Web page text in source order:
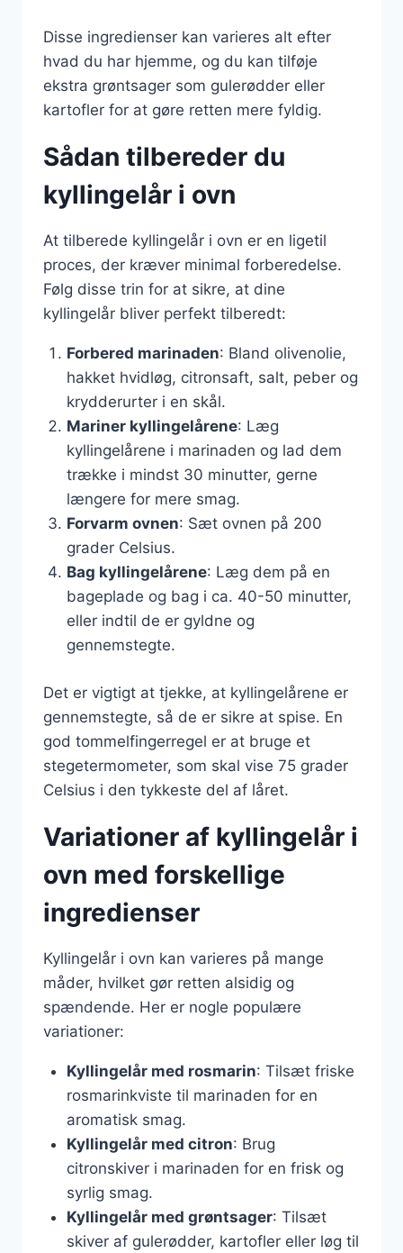
Disse ingredienser kan varieres alt efter
hvad du har hjemme, og du kan tilføje
ekstra grøntsager som gulerødder eller
kartofler for at gøre retten mere fyldig.
Sådan tilbereder du
kyllingelår i ovn
At tilberede kyllingelår i ovn er en ligetil
proces, der kræver minimal forberedelse.
Følg disse trin for at sikre, at dine
kyllingelår bliver perfekt tilberedt:
Forbered marinaden: Bland olivenolie,
hakket hvidløg, citronsaft, salt, peber og
krydderurter i en skål.
Mariner kyllingelårene: Læg
kyllingelårene i marinaden og lad dem
trække i mindst 30 minutter, gerne
længere for mere smag.
Forvarm ovnen: Sæt ovnen på 200
grader Celsius.
Bag kyllingelårene: Læg dem på en
bageplade og bag i ca. 40-50 minutter,
eller indtil de er gyldne og
gennemstegte.
Det er vigtigt at tjekke, at kyllingelårene er
gennemstegte, så de er sikre at spise. En
god tommelfingerregel er at bruge et
stegetermometer, som skal vise 75 grader
Celsius i den tykkeste del af låret.
Variationer af kyllingelår i
ovn med forskellige
ingredienser
Kyllingelår i ovn kan varieres på mange
måder, hvilket gør retten alsidig og
spændende. Her er nogle populære
variationer:
Kyllingelår med rosmarin: Tilsæt friske
rosmarinkviste til marinaden for en
aromatisk smag.
Kyllingelår med citron: Brug
citronskiver i marinaden for en frisk og
syrlig smag.
Kyllingelår med grøntsager: Tilsæt
skiver af gulerødder, kartofler eller løg til